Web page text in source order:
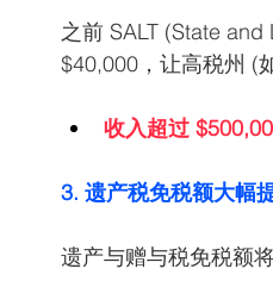
之前 SALT (State
$40,000，让高税州 (
收入超过
3. 遗产税免税额大幅
遗产与赠与税免税额